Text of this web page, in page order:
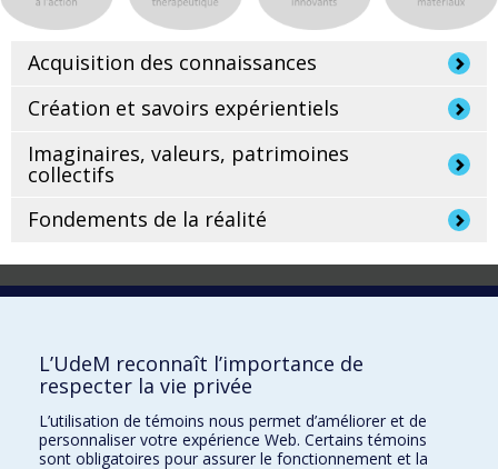
Acquisition des connaissances
Création et savoirs expérientiels
Imaginaires, valeurs, patrimoines
collectifs
Fondements de la réalité
Laboratoire d'innovation
Vice-rectorat aux affaires étudiantes et aux études
Inven_T
L’UdeM reconnaît l’importance de
respecter la vie privée
L’utilisation de témoins nous permet d’améliorer et de
personnaliser votre expérience Web. Certains témoins
sont obligatoires pour assurer le fonctionnement et la